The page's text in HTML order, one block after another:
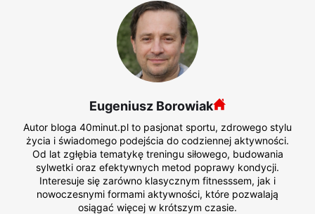
Eugeniusz Borowiak
Autor bloga 40minut.pl to pasjonat sportu, zdrowego stylu
życia i świadomego podejścia do codziennej aktywności.
Od lat zgłębia tematykę treningu siłowego, budowania
sylwetki oraz efektywnych metod poprawy kondycji.
Interesuje się zarówno klasycznym fitnesssem, jak i
nowoczesnymi formami aktywności, które pozwalają
osiągać więcej w krótszym czasie.